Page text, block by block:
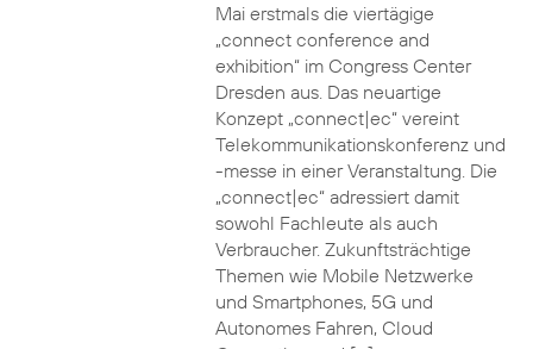
Mai erstmals die viertägige
„connect conference and
exhibition“ im Congress Center
Dresden aus. Das neuartige
Konzept „connect|ec“ vereint
Telekommunikationskonferenz und
-messe in einer Veranstaltung. Die
„connect|ec“ adressiert damit
sowohl Fachleute als auch
Verbraucher. Zukunftsträchtige
Themen wie Mobile Netzwerke
und Smartphones, 5G und
Autonomes Fahren, Cloud